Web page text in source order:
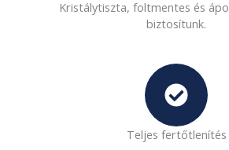
Kristálytiszta, foltmentes és
biztosítunk.
Teljes fertőtlenítés